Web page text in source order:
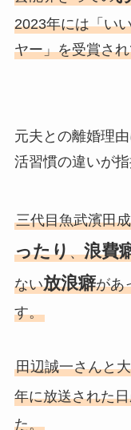
2023年には「い
ヤー」を受賞さ
元夫との離婚理
活習慣の違いが指
三代目魚武濱田
ったり、浪費
ない放浪癖があ
す。
田辺誠一さんと
年に放送された
た。